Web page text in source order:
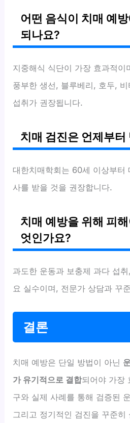
어떤 음식이 치매 예
되나요?
지중해식 식단이 가장 효과적
풍부한 생선, 블루베리, 호두,
섭취가 권장됩니다.
치매 검진은 언제부터
대한치매학회는 60세 이상부터
사를 받을 것을 권장합니다.
치매 예방을 위해 피
엇인가요?
과도한 운동과 보충제 과다 섭
요 실수이며, 전문가 상담과 꾸
결론
치매 예방은 단일 방법이 아닌
가 유기적으로 결합되어야 가장
구와 실제 사례를 통해 검증된
그리고 정기적인 검진을 꾸준히